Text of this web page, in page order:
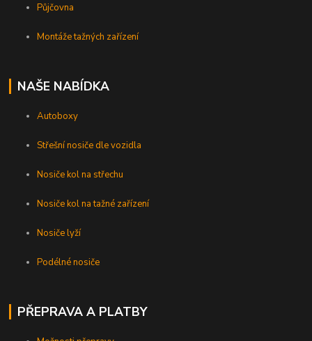
Půjčovna
Montáže tažných zařízení
NAŠE NABÍDKA
Autoboxy
Střešní nosiče dle vozidla
Nosiče kol na střechu
Nosiče kol na tažné zařízení
Nosiče lyží
Podélné nosiče
PŘEPRAVA A PLATBY